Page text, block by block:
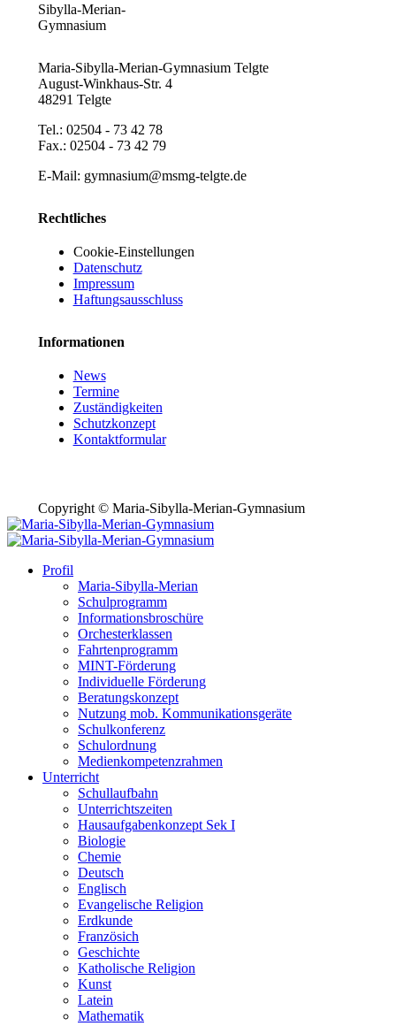
Maria-Sibylla-Merian-Gymnasium Telgte
August-Winkhaus-Str. 4
48291 Telgte
Tel.: 02504 - 73 42 78
Fax.: 02504 - 73 42 79
E-Mail: gymnasium@msmg-telgte.de
Rechtliches
Cookie-Einstellungen
Datenschutz
Impressum
Haftungsausschluss
Informationen
News
Termine
Zuständigkeiten
Schutzkonzept
Kontaktformular
Copyright © Maria-Sibylla-Merian-Gymnasium
Profil
Maria-Sibylla-Merian
Schulprogramm
Informationsbroschüre
Orchesterklassen
Fahrtenprogramm
MINT-Förderung
Individuelle Förderung
Beratungskonzept
Nutzung mob. Kommunikationsgeräte
Schulkonferenz
Schulordnung
Medienkompetenzrahmen
Unterricht
Schullaufbahn
Unterrichtszeiten
Hausaufgabenkonzept Sek I
Biologie
Chemie
Deutsch
Englisch
Evangelische Religion
Erdkunde
Französich
Geschichte
Katholische Religion
Kunst
Latein
Mathematik